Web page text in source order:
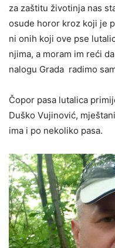
za zaštitu životinja nas
osude horor kroz koji je
ni onih koji ove pse
njima, a moram im reći
nalogu Grada radimo
Čopor pasa lutalica
Duško Vujinović,
ima i po nekoliko pasa.